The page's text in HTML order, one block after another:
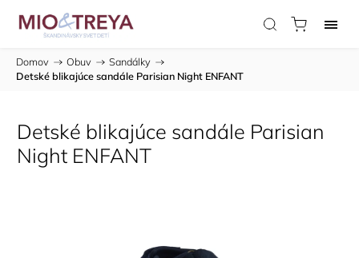
Domov / Obuv / Sandálky /
Detské blikajúce sandále Parisian Night ENFANT
Detské blikajúce sandále Parisian
Night ENFANT